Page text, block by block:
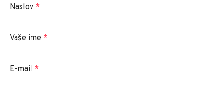
Naslov *
Vaše ime *
E-mail *